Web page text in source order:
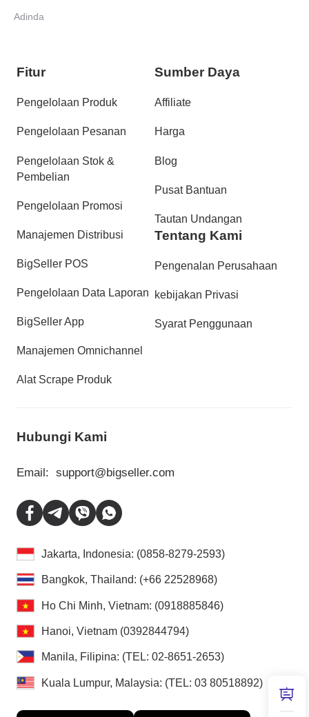
Terhapus Otomatis
Adinda
Fitur
Pengelolaan Produk
Pengelolaan Pesanan
Pengelolaan Stok &
Pembelian
Pengelolaan Promosi
Manajemen Distribusi
BigSeller POS
Pengelolaan Data Laporan
BigSeller App
Manajemen Omnichannel
Alat Scrape Produk
Sumber Daya
Affiliate
Harga
Blog
Pusat Bantuan
Tautan Undangan
Tentang Kami
Pengenalan Perusahaan
kebijakan Privasi
Syarat Penggunaan
Hubungi Kami
Email: support@bigseller.com
Jakarta, Indonesia: (0858-8279-2593)
Bangkok, Thailand: (+66 22528968)
Ho Chi Minh, Vietnam: (0918885846)
Hanoi, Vietnam (0392844794)
Manila, Filipina: (TEL: 02-8651-2653)
Kuala Lumpur, Malaysia: (TEL: 03 80518892)